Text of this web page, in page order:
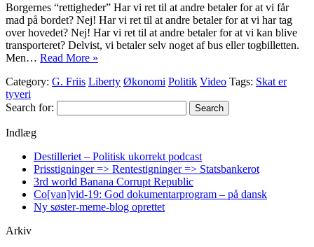
Borgernes “rettigheder” Har vi ret til at andre betaler for at vi får
mad på bordet? Nej! Har vi ret til at andre betaler for at vi har tag
over hovedet? Nej! Har vi ret til at andre betaler for at vi kan blive
transporteret? Delvist, vi betaler selv noget af bus eller togbilletten.
Men… Read More »
Category: G. Friis Liberty Økonomi Politik Video Tags: Skat er
tyveri
Search for:
Indlæg
Destilleriet – Politisk ukorrekt podcast
Prisstigninger => Rentestigninger => Statsbankerot
3rd world Banana Corrupt Republic
Co[van]vid-19: God dokumentarprogram – på dansk
Ny søster-meme-blog oprettet
Arkiv